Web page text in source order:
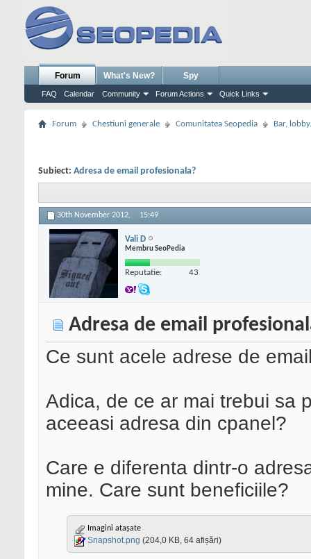
Forum
FAQ Calendar Community Forum Actions Quick Links
What's New? Spy
Forum Chestiuni generale Comunitatea Seopedia Bar,
Subiect: Adresa de email profesionala?
30th November 2012, 15:49
Vali D
Membru SeoPedia
Reputatie: 43
Adresa de email
Ce sunt acele adrese de
Adica, de ce ar mai trebui sa
aceeasi adresa din cpanel?
Care e diferenta dintr-o
mine. Care sunt beneficiile?
Imagini atașate
Snapshot.png (204,0 KB, 64 afișări)